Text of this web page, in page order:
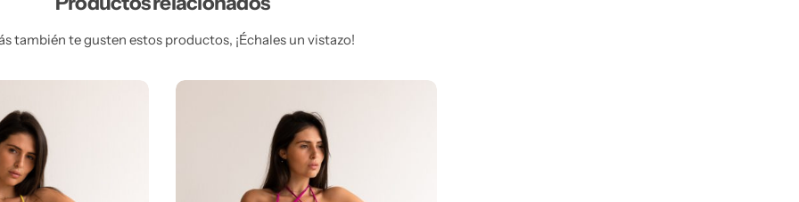
también te gusten estos productos, ¡Échales un vistazo!